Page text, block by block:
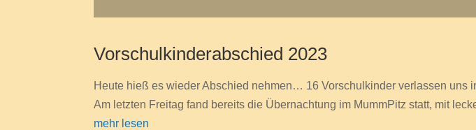
Vorschulkinderabschied 2023
Heute hieß es wieder Abschied nehmen… 16 Vorschulkinder verlassen uns
Am letzten Freitag fand bereits die Übernachtung im MummPitz statt, mit
mehr lesen